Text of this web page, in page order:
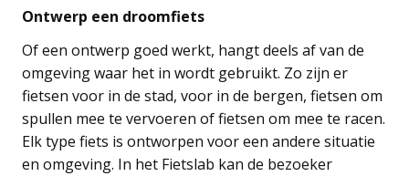
Ontwerp een droomfiets
Of een ontwerp goed werkt, hangt deels af van de
omgeving waar het in wordt gebruikt. Zo zijn er
fietsen voor in de stad, voor in de bergen, fietsen om
spullen mee te vervoeren of fietsen om mee te racen.
Elk type fiets is ontworpen voor een andere situatie
en omgeving. In het Fietslab kan de bezoeker